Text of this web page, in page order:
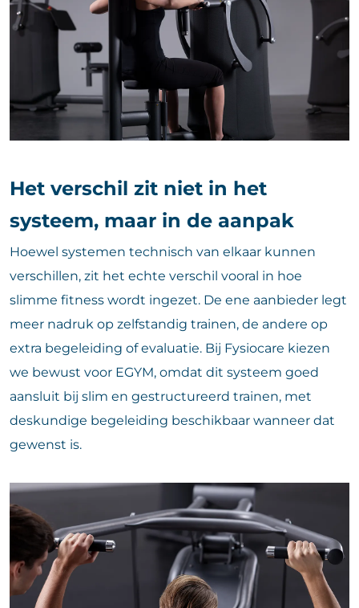
Het verschil zit niet in het
systeem, maar in de aanpak
Hoewel systemen technisch van elkaar kunnen
verschillen, zit het echte verschil vooral in hoe
slimme fitness wordt ingezet. De ene aanbieder legt
meer nadruk op zelfstandig trainen, de andere op
extra begeleiding of evaluatie. Bij Fysiocare kiezen
we bewust voor EGYM, omdat dit systeem goed
aansluit bij slim en gestructureerd trainen, met
deskundige begeleiding beschikbaar wanneer dat
gewenst is.